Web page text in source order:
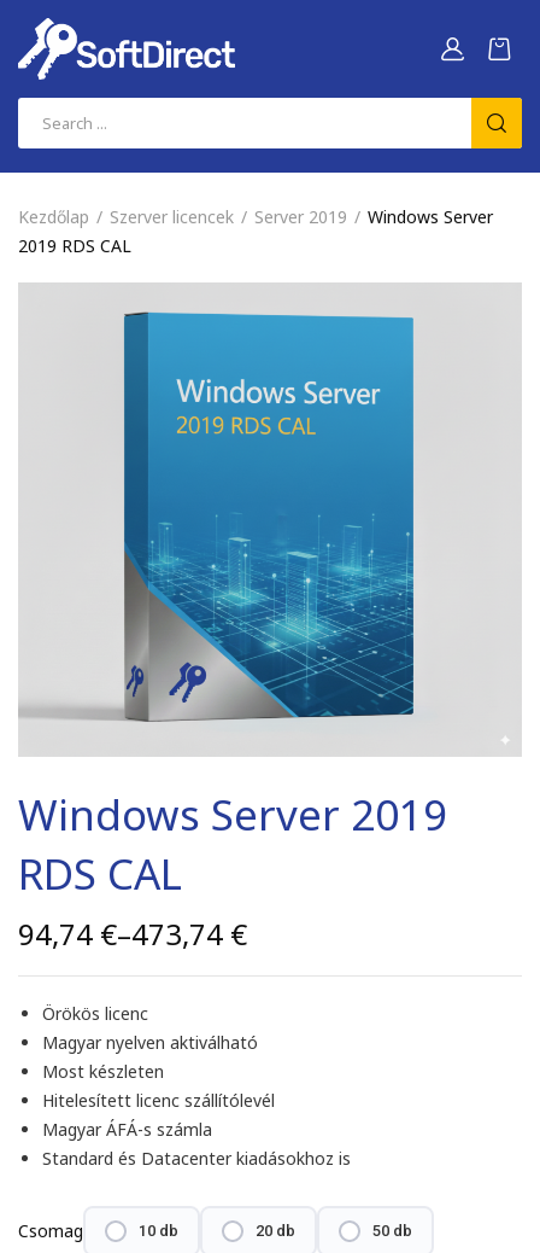
Kezdőlap Szerver licencek Server 2019
Windows Server
2019 RDS CAL
Windows Server 2019
RDS CAL
94,74 €–473,74 €
Örökös licenc
Magyar nyelven aktiválható
Most készleten
Hitelesített licenc szállítólevél
Magyar ÁFÁ-s számla
Standard és Datacenter kiadásokhoz is
Csomag 10 db 20 db 50 db